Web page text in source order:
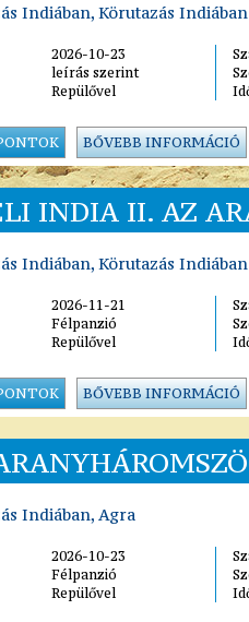
Indiában, Körutazás Indiában
2026-10-23
leírás szerint
Repülővel
BŐVEBB INFORMÁCIÓ
INDIA II. AZ
Indiában, Körutazás Indiában
2026-11-21
Félpanzió
Repülővel
BŐVEBB INFORMÁCIÓ
Indiában, Agra
2026-10-23
Félpanzió
Repülővel